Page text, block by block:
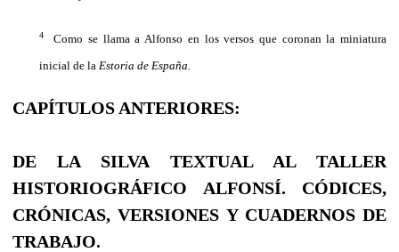
4
Como se llama a Alfonso en los versos que coronan la miniatura
inicial de la Estoria de España.
CAPÍTULOS ANTERIORES:
DE LA SILVA TEXTUAL AL TALLER
HISTORIOGRÁFICO ALFONSÍ. CÓDICES,
CRÓNICAS, VERSIONES Y CUADERNOS DE
TRABAJO.